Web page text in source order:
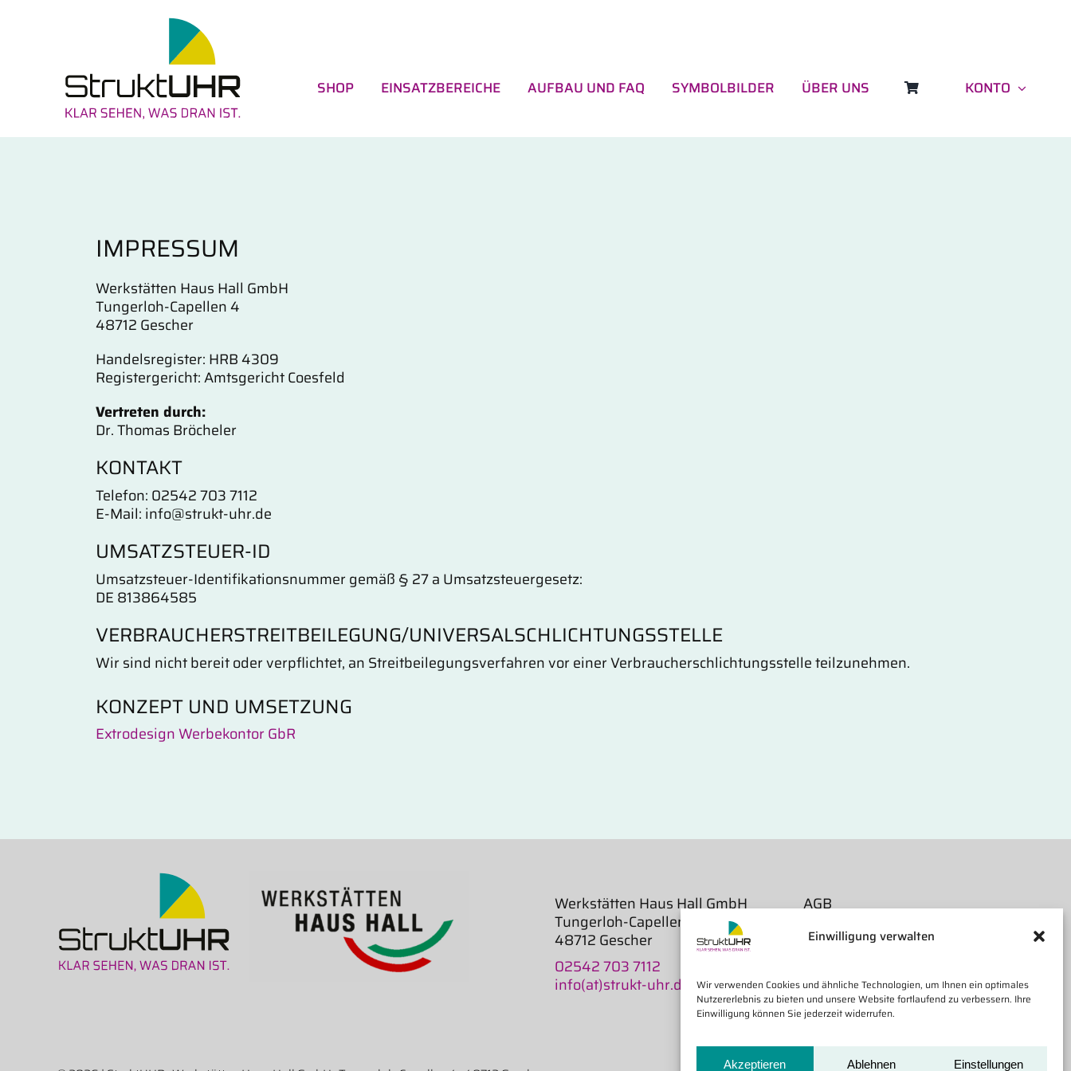
Einwilligung verwalten
Wir verwenden Cookies und ähnliche Technologien, um Ihnen ein optimales
Nutzererlebnis zu bieten und unsere Website fortlaufend zu verbessern. Ihre
Einwilligung können Sie jederzeit widerrufen.
Akzeptieren Ablehnen Einstellungen
SHOP EINSATZBEREICHE AUFBAU UND FAQ SYMBOLBILDER ÜBER UNS KONTO
IMPRESSUM
Werkstätten Haus Hall GmbH
Tungerloh-Capellen 4
48712 Gescher
Handelsregister: HRB 4309
Registergericht: Amtsgericht Coesfeld
Vertreten durch:
Dr. Thomas Bröcheler
KONTAKT
Telefon: 02542 703 7112
E-Mail: info@strukt-uhr.de
UMSATZSTEUER-ID
Umsatzsteuer-Identifikationsnummer gemäß § 27 a Umsatzsteuergesetz:
DE 813864585
VERBRAUCHER­STREIT­BEILEGUNG/UNIVERSAL­SCHLICHTUNGS­STELLE
Wir sind nicht bereit oder verpflichtet, an Streitbeilegungsverfahren vor einer Verbraucherschlichtungsstelle teilzunehmen.
KONZEPT UND UMSETZUNG
Extrodesign Werbekontor GbR
Werkstätten Haus Hall GmbH
Tungerloh-Capellen 4
48712 Gescher
02542 703 7112
info(at)strukt-uhr.de
AGB
Versand und Lieferzeiten
Datenschutz
Cookie-Richtlinie